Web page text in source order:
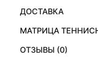
ДОСТАВКА
МАТРИЦА
ОТЗЫВЫ (0)